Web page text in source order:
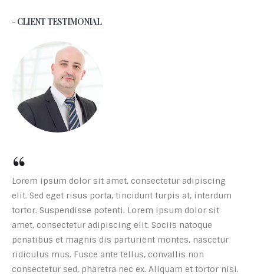
- CLIENT TESTIMONIAL
Lorem ipsum dolor sit amet, consectetur adipiscing
elit. Sed eget risus porta, tincidunt turpis at, interdum
tortor. Suspendisse potenti. Lorem ipsum dolor sit
amet, consectetur adipiscing elit. Sociis natoque
penatibus et magnis dis parturient montes, nascetur
ridiculus mus. Fusce ante tellus, convallis non
consectetur sed, pharetra nec ex. Aliquam et tortor nisi.